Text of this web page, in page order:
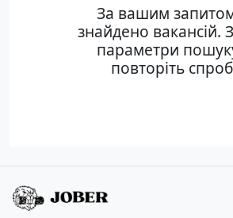
За вашим
знайдено вакансій.
параметри
повторіть